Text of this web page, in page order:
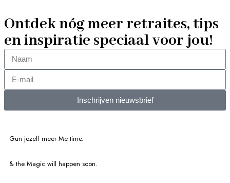
Ontdek nóg meer retraites, tips
en inspiratie speciaal voor jou!
Inschrijven nieuwsbrief
Gun jezelf meer Me time.​
& the Magic will happen soon.